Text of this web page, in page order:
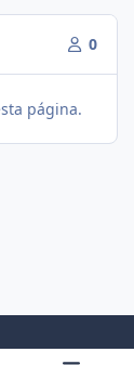
0
página.